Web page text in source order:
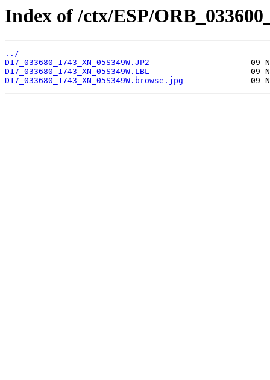
Index of /ctx/ESP/
../
D17_033680_1743_XN_05S349W.JP2
D17_033680_1743_XN_05S349W.LBL
D17_033680_1743_XN_05S349W.browse.jpg